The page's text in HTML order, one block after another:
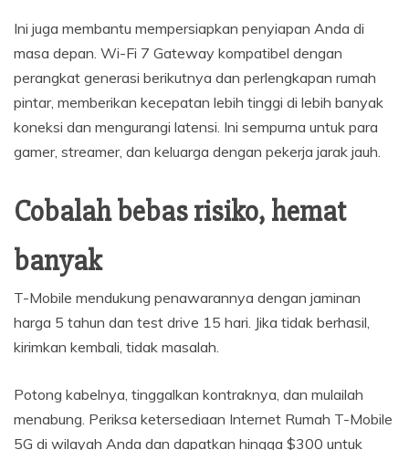
Ini juga membantu mempersiapkan penyiapan Anda di
masa depan. Wi-Fi 7 Gateway kompatibel dengan
perangkat generasi berikutnya dan perlengkapan rumah
pintar, memberikan kecepatan lebih tinggi di lebih banyak
koneksi dan mengurangi latensi. Ini sempurna untuk para
gamer, streamer, dan keluarga dengan pekerja jarak jauh.
Cobalah bebas risiko, hemat
banyak
T-Mobile mendukung penawarannya dengan jaminan
harga 5 tahun dan test drive 15 hari. Jika tidak berhasil,
kirimkan kembali, tidak masalah.
Potong kabelnya, tinggalkan kontraknya, dan mulailah
menabung. Periksa ketersediaan Internet Rumah T-Mobile
5G di wilayah Anda dan dapatkan hingga $300 untuk